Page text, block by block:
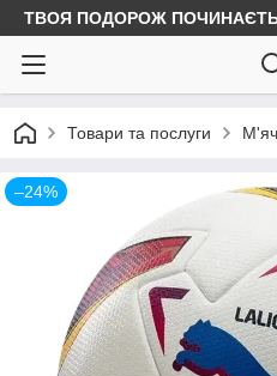
ТВОЯ ПОДОРОЖ
Товари та послуги
–24%